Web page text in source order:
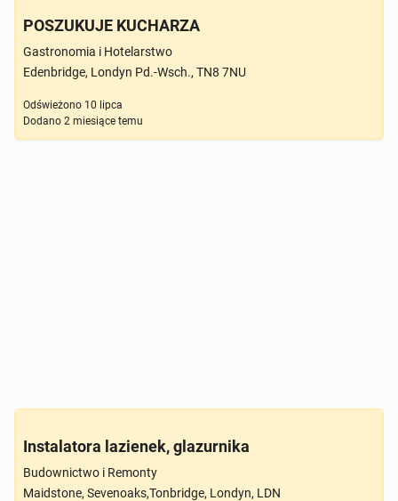
POSZUKUJE KUCHARZA
Gastronomia i Hotelarstwo
Edenbridge, Londyn Pd.-Wsch., TN8 7NU
Odświeżono 10 lipca
Dodano 2 miesiące temu
Instalatora lazienek, glazurnika
Budownictwo i Remonty
Maidstone, Sevenoaks,Tonbridge, Londyn, LDN